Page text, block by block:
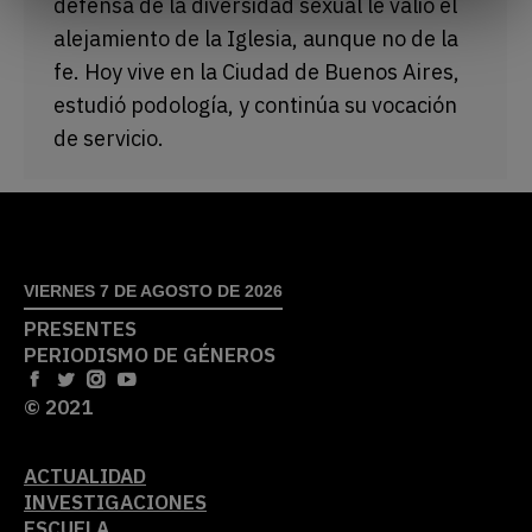
defensa de la diversidad sexual le valió el
alejamiento de la Iglesia, aunque no de la
fe. Hoy vive en la Ciudad de Buenos Aires,
estudió podología, y continúa su vocación
de servicio.
VIERNES 7 DE AGOSTO DE 2026
PRESENTES
PERIODISMO DE GÉNEROS
© 2021
ACTUALIDAD
INVESTIGACIONES